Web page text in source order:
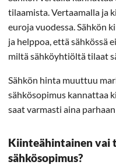
tilaamista. Vertaamalla ja
euroja vuodessa. Sähkön
ja helppoa, että sähkössä
miltä sähköyhtiöltä tilaat
Sähkön hinta muuttuu
sähkösopimus kannattaa
saat varmasti aina
Kiinteähintainen vai
sähkösopimus?